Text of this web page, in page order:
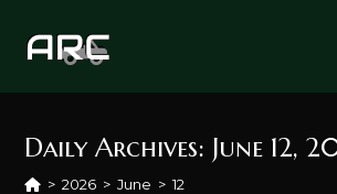
Daily Archives: June 12,
> 2026 > June > 12